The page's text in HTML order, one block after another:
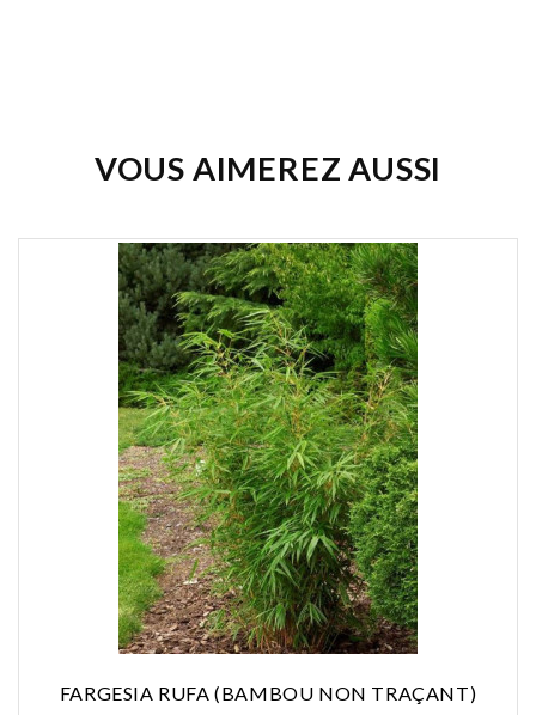
VOUS AIMEREZ AUSSI
FARGESIA RUFA (BAMBOU NON TRAÇANT)